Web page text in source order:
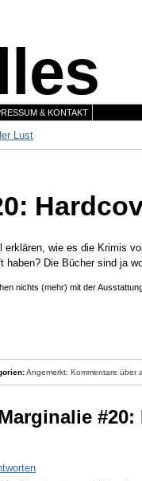
& KONTAKT
Lust
erklären, wie es die Krimis
haben? Die Bücher sind ja
nichts (mehr) mit der
Angemerkt: Kommentare über
#20: